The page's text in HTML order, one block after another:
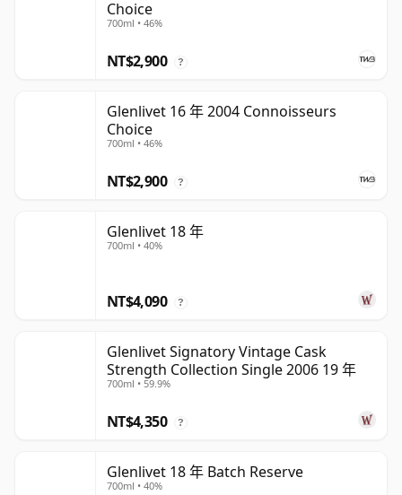
Choice
700ml • 46%
NT$2,900 ?
Glenlivet 16 年 2004 Connoisseurs
Choice
700ml • 46%
NT$2,900 ?
Glenlivet 18 年
700ml • 40%
NT$4,090 ?
Glenlivet Signatory Vintage Cask
Strength Collection Single 2006 19 年
700ml • 59.9%
NT$4,350 ?
Glenlivet 18 年 Batch Reserve
700ml • 40%